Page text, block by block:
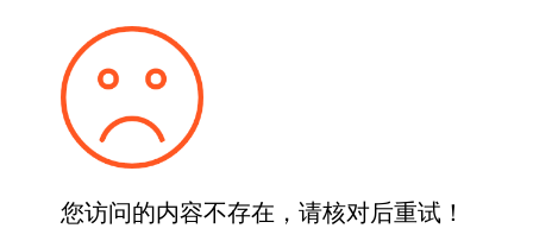
您访问的内容不存在，请核对后重试！